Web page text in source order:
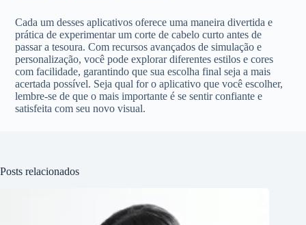
Cada um desses aplicativos oferece uma maneira divertida e
prática de experimentar um corte de cabelo curto antes de
passar a tesoura. Com recursos avançados de simulação e
personalização, você pode explorar diferentes estilos e cores
com facilidade, garantindo que sua escolha final seja a mais
acertada possível. Seja qual for o aplicativo que você escolher,
lembre-se de que o mais importante é se sentir confiante e
satisfeita com seu novo visual.
Posts relacionados